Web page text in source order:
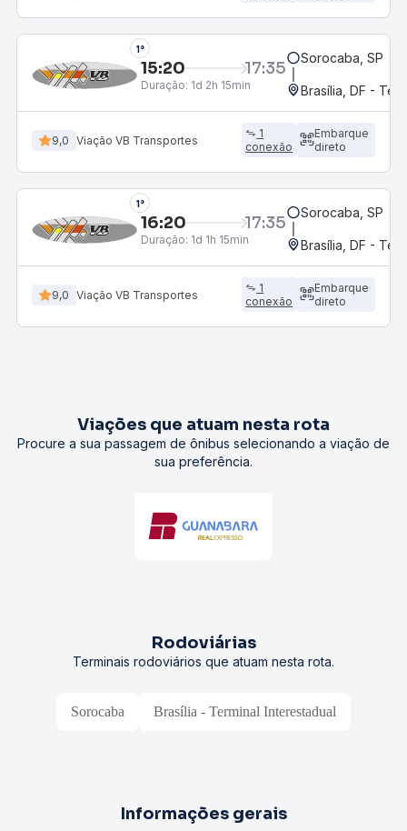
1°
15:20 17:35
Duração: 1d 2h 15min
Sorocaba, SP
Brasília, DF -
9,0 Viação VB Transportes
1
conexão
Embarque
direto
1°
16:20 17:35
Duração: 1d 1h 15min
Sorocaba, SP
Brasília, DF -
9,0 Viação VB Transportes
1
conexão
Embarque
direto
Viações que atuam nesta rota
Procure a sua passagem de ônibus selecionando a viação de
sua preferência.
Rodoviárias
Terminais rodoviários que atuam nesta rota.
Sorocaba Brasília - Terminal Interestadual
Informações gerais